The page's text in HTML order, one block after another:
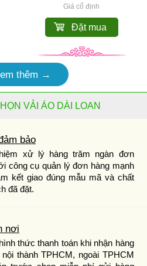
Giá cố định
Đặt mua
thêm →
VẢI ÁO DÀI LOAN
bảo
xử lý hàng trăm ngàn đơn
công cụ quản lý đơn hàng mạnh
kết giao đúng mẫu mã và chất
đã đặt.
nơi
thức thanh toán khi nhận hàng
thành TPHCM, ngoài TPHCM